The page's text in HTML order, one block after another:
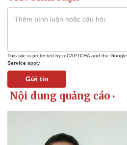
This site is protected by reCAPTCHA and the Google
Service apply.
Gửi tin